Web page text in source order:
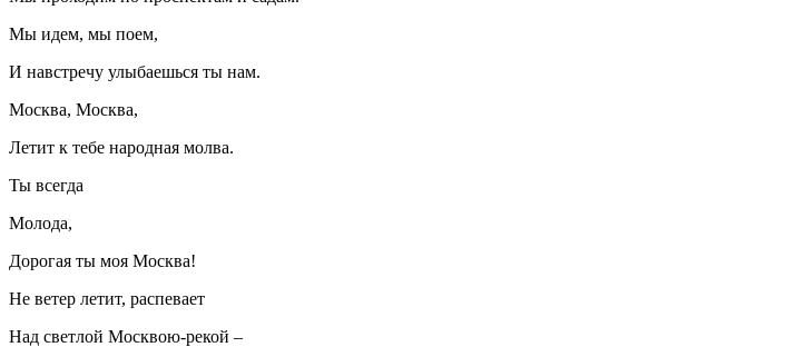
Мы идем, мы поем,
И навстречу улыбаешься ты нам.
Москва, Москва,
Летит к тебе народная молва.
Ты всегда
Молода,
Дорогая ты моя Москва!
Не ветер летит, распевает
Над светлой Москвою-рекой –